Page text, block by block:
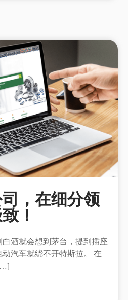
，在细分领
！
酒就会想到茅台，提到插座
汽车就绕不开特斯拉。 在